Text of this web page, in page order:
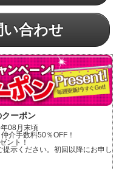
合わせ
ーポン
08月末頃
介手数料50％OFF！
ント！
示ください。初回以降にお申し